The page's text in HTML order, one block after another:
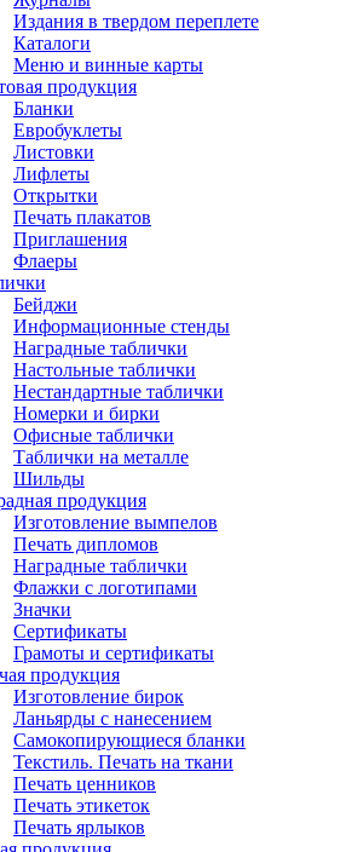
Издания в твердом переплете
Каталоги
Меню и винные карты
продукция
Бланки
Евробуклеты
Листовки
Лифлеты
Открытки
Печать плакатов
Приглашения
Флаеры
Бейджи
Информационные стенды
Наградные таблички
Настольные таблички
Нестандартные таблички
Номерки и бирки
Офисные таблички
Таблички на металле
Шильды
продукция
Изготовление вымпелов
Печать дипломов
Наградные таблички
Флажки с логотипами
Значки
Сертификаты
Грамоты и сертификаты
продукция
Изготовление бирок
Ланьярды с нанесением
Самокопирующиеся бланки
Текстиль. Печать на ткани
Печать ценников
Печать этикеток
Печать ярлыков